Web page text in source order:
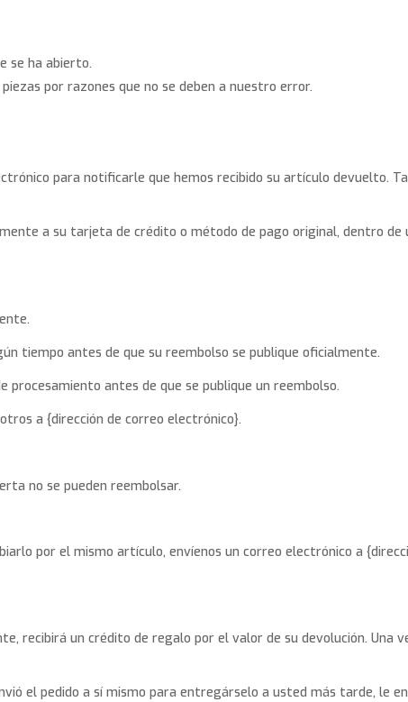
se ha abierto.
por razones que no se deben a nuestro error.
para notificarle que hemos recibido su artículo devuelto.
a su tarjeta de crédito o método de pago original, dentro de
tiempo antes de que su reembolso se publique oficialmente.
procesamiento antes de que se publique un reembolso.
a {dirección de correo electrónico}.
no se pueden reembolsar.
por el mismo artículo, envíenos un correo electrónico a
recibirá un crédito de regalo por el valor de su devolución. Una
el pedido a sí mismo para entregárselo a usted más tarde, le